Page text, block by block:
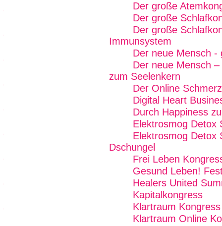
Der große
Der große
Der große
Immunsystem
Der neue Mensch -
Der neue Mensch
zum Seelenkern
Der Online
Digital Heart
Durch Happiness
Elektrosmog Detox
Elektrosmog Detox
Dschungel
Frei Leben
Gesund Leben!
Healers United
Kapitalkongress
Klartraum Kongress
Klartraum Online